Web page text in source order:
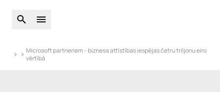
Atveriet globālo meklēšanu
Atveriet galveno izvēlni
Microsoft partneriem – biznesa attīstības iespējas četru triljonu eiro
vērtībā